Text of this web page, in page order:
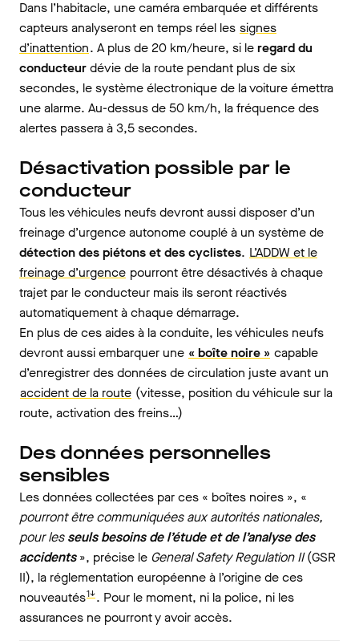
Dans l’habitacle, une caméra embarquée et différents
capteurs analyseront en temps réel les signes
d’inattention. A plus de 20 km/heure, si leregard du
conducteurdévie de la route pendant plus de six
secondes, le système électronique de la voiture émettra
une alarme. Au-dessus de 50 km/h, la fréquence des
alertes passera à 3,5 secondes.
Désactivation possible par le
conducteur
Tous les véhicules neufs devront aussi disposer d’un
freinage d’urgence autonome couplé à un système de
détection des piétons et des cyclistes. L’ADDW et le
freinage d’urgence pourront être désactivés à chaque
trajet par le conducteur mais ils seront réactivés
automatiquement à chaque démarrage.
En plus de ces aides à la conduite, les véhicules neufs
devront aussi embarquer une « boîte noire » capable
d’enregistrer des données de circulation juste avant un
accident de la route (vitesse, position du véhicule sur la
route, activation des freins…)
Des données personnelles
sensibles
Les données collectées par ces « boîtes noires », «
pourront être communiquées aux autorités nationales,
pour lesseuls besoins de l’étude et de l’analyse des
accidents », précise le General Safety Regulation II(GSR
II), la réglementation européenne à l’origine de ces
nouveautés1↓. Pour le moment, ni la police, ni les
assurances ne pourront y avoir accès.